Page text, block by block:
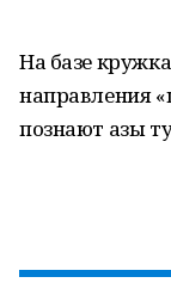
На базе
направления
познают азы